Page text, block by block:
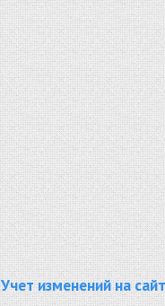
Учет изменений на